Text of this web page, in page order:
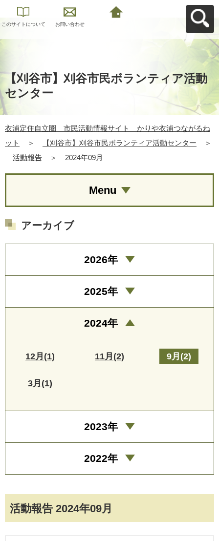
このサイトについて お問い合わせ
【刈谷市】刈谷市民ボランティア活動
センター
衣浦定住自立圏 市民活動情報サイト かりや衣浦つながるね
ット
＞ 【刈谷市】刈谷市民ボランティア活動センター
＞
活動報告
＞ 2024年09月
活動報告 2024年09月
Menu
アーカイブ
2026年
2025年
2024年
12月(1) 11月(2) 9月(2)
3月(1)
2023年
2022年